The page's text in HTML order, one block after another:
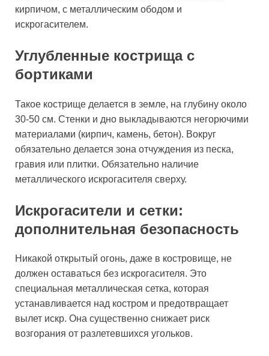
кирпичом, с металлическим ободом и
искрогасителем.
Углубленные кострища с
бортиками
Такое кострище делается в земле, на глубину около
30-50 см. Стенки и дно выкладываются негорючими
материалами (кирпич, камень, бетон). Вокруг
обязательно делается зона отчуждения из песка,
гравия или плитки. Обязательно наличие
металлического искрогасителя сверху.
Искрогасители и сетки:
дополнительная безопасность
Никакой открытый огонь, даже в костровище, не
должен оставаться без искрогасителя. Это
специальная металлическая сетка, которая
устанавливается над костром и предотвращает
вылет искр. Она существенно снижает риск
возгорания от разлетевшихся угольков.